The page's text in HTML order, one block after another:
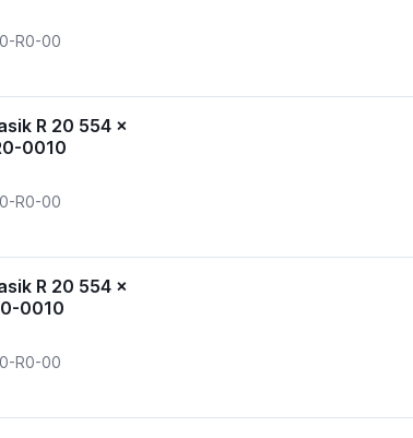
R0-00
R 20 554 x
0010
R0-00
R 20 554 x
0010
R0-00